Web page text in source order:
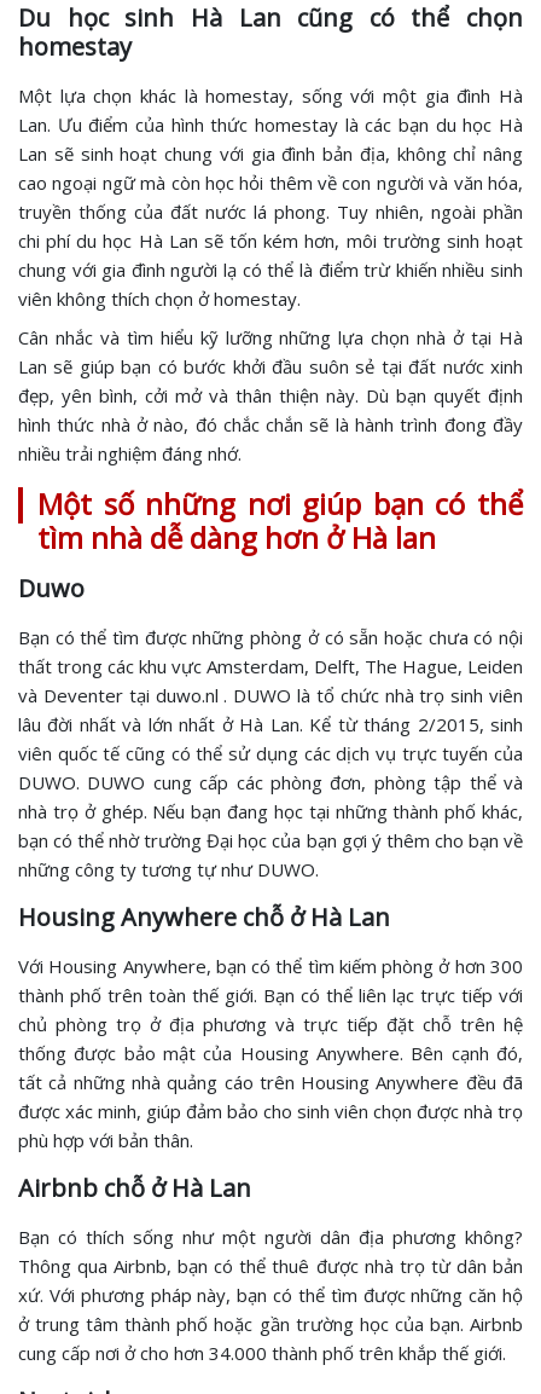
Du học sinh Hà Lan cũng có thể chọn
homestay
Một lựa chọn khác là homestay, sống với một gia đình Hà
Lan. Ưu điểm của hình thức homestay là các bạn du học Hà
Lan sẽ sinh hoạt chung với gia đình bản địa, không chỉ nâng
cao ngoại ngữ mà còn học hỏi thêm về con người và văn hóa,
truyền thống của đất nước lá phong. Tuy nhiên, ngoài phần
chi phí du học Hà Lan sẽ tốn kém hơn, môi trường sinh hoạt
chung với gia đình người lạ có thể là điểm trừ khiến nhiều sinh
viên không thích chọn ở homestay.
Cân nhắc và tìm hiểu kỹ lưỡng những lựa chọn nhà ở tại Hà
Lan sẽ giúp bạn có bước khởi đầu suôn sẻ tại đất nước xinh
đẹp, yên bình, cởi mở và thân thiện này. Dù bạn quyết định
hình thức nhà ở nào, đó chắc chắn sẽ là hành trình đong đầy
nhiều trải nghiệm đáng nhớ.
Một số những nơi giúp bạn có thể
tìm nhà dễ dàng hơn ở Hà lan
Duwo
Bạn có thể tìm được những phòng ở có sẵn hoặc chưa có nội
thất trong các khu vực Amsterdam, Delft, The Hague, Leiden
và Deventer tại duwo.nl . DUWO là tổ chức nhà trọ sinh viên
lâu đời nhất và lớn nhất ở Hà Lan. Kể từ tháng 2/2015, sinh
viên quốc tế cũng có thể sử dụng các dịch vụ trực tuyến của
DUWO. DUWO cung cấp các phòng đơn, phòng tập thể và
nhà trọ ở ghép. Nếu bạn đang học tại những thành phố khác,
bạn có thể nhờ trường Đại học của bạn gợi ý thêm cho bạn về
những công ty tương tự như DUWO.
Housing Anywhere chỗ ở Hà Lan
Với Housing Anywhere, bạn có thể tìm kiếm phòng ở hơn 300
thành phố trên toàn thế giới. Bạn có thể liên lạc trực tiếp với
chủ phòng trọ ở địa phương và trực tiếp đặt chỗ trên hệ
thống được bảo mật của Housing Anywhere. Bên cạnh đó,
tất cả những nhà quảng cáo trên Housing Anywhere đều đã
được xác minh, giúp đảm bảo cho sinh viên chọn được nhà trọ
phù hợp với bản thân.
Airbnb chỗ ở Hà Lan
Bạn có thích sống như một người dân địa phương không?
Thông qua Airbnb, bạn có thể thuê được nhà trọ từ dân bản
xứ. Với phương pháp này, bạn có thể tìm được những căn hộ
ở trung tâm thành phố hoặc gần trường học của bạn. Airbnb
cung cấp nơi ở cho hơn 34.000 thành phố trên khắp thế giới.